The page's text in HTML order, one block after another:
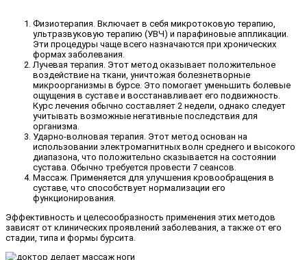
Физиотерапия. Включает в себя микротоковую терапию,
ультразвуковую терапию (УВЧ) и парафиновые аппликации.
Эти процедуры чаще всего назначаются при хронических
формах заболевания.
Лучевая терапия. Этот метод оказывает положительное
воздействие на ткани, уничтожая болезнетворные
микроорганизмы в бурсе. Это помогает уменьшить болевые
ощущения в суставе и восстанавливает его подвижность.
Курс лечения обычно составляет 2 недели, однако следует
учитывать возможные негативные последствия для
организма.
Ударно-волновая терапия. Этот метод основан на
использовании электромагнитных волн среднего и высокого
диапазона, что положительно сказывается на состоянии
сустава. Обычно требуется провести 7 сеансов.
Массаж. Применяется для улучшения кровообращения в
суставе, что способствует нормализации его
функционирования.
Эффективность и целесообразность применения этих методов
зависят от клинических проявлений заболевания, а также от его
стадии, типа и формы бурсита.